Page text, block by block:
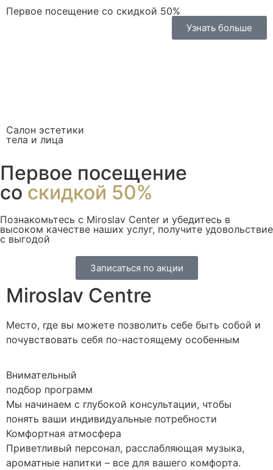
Первое посещение со скидкой 50%
Узнать больше
Салон эстетики
тела и лица
Первое посещение
со скидкой 50%
Познакомьтесь с Miroslav Сenter и убедитесь в
высоком качестве наших услуг, получите удовольствие
с выгодой
Записаться по акции
Miroslav Centre
Место, где вы можете позволить себе быть собой и
почувствовать себя по-настоящему особенным
Внимательный
подбор программ
Мы начинаем с глубокой консультации, чтобы
понять ваши индивидуальные потребности
Комфортная атмосфера
Приветливый персонал, расслабляющая музыка,
ароматные напитки – все для вашего комфорта.